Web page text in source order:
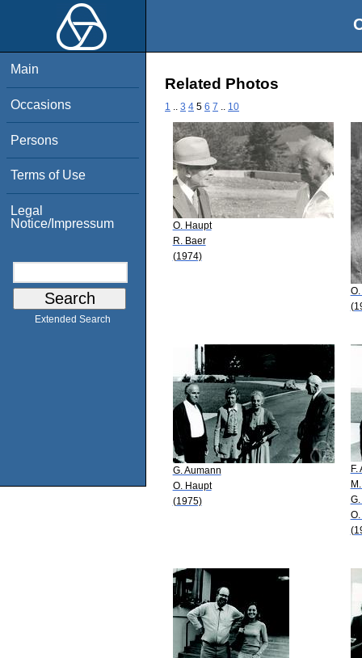
Main
Occasions
Persons
Terms of Use
Legal
Notice/Impressum
Extended Search
Related Photos
1 3 4 5 6 7 10
O. Haupt
R. Baer
(1974)
G. Aumann
O. Haupt
(1975)
F.